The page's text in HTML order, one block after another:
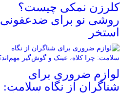
کلرزن نمکی چیست؟
روشی نو برای ضدعفونی
استخر
لوازم ضروری برای
شناگران از نگاه سلامت: